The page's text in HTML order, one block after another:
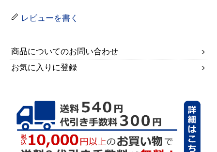
レビューを書く
商品についてのお問い合わせ
お気に入りに登録